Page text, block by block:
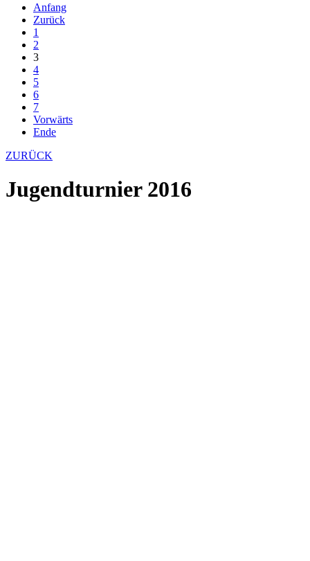
Anfang
Zurück
1
2
3
4
5
6
7
Vorwärts
Ende
ZURÜCK
Jugendturnier 2016